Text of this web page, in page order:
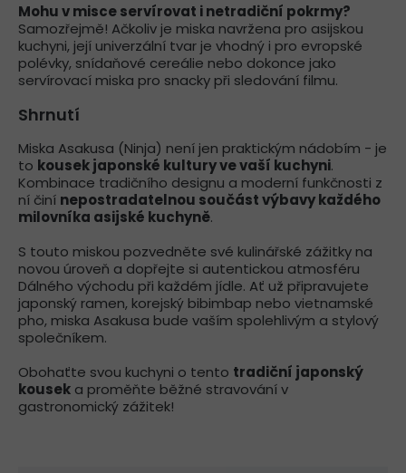
Mohu v misce servírovat i netradiční pokrmy?
Samozřejmě! Ačkoliv je miska navržena pro asijskou
kuchyni, její univerzální tvar je vhodný i pro evropské
polévky, snídaňové cereálie nebo dokonce jako
servírovací miska pro snacky při sledování filmu.
Shrnutí
Miska Asakusa (Ninja) není jen praktickým nádobím - je
to kousek japonské kultury ve vaší kuchyni.
Kombinace tradičního designu a moderní funkčnosti z
ní činí nepostradatelnou součást výbavy každého
milovníka asijské kuchyně.
S touto miskou pozvedněte své kulinářské zážitky na
novou úroveň a dopřejte si autentickou atmosféru
Dálného východu při každém jídle. Ať už připravujete
japonský ramen, korejský bibimbap nebo vietnamské
pho, miska Asakusa bude vaším spolehlivým a stylový
společníkem.
Obohaťte svou kuchyni o tento tradiční japonský
kousek a proměňte běžné stravování v
gastronomický zážitek!